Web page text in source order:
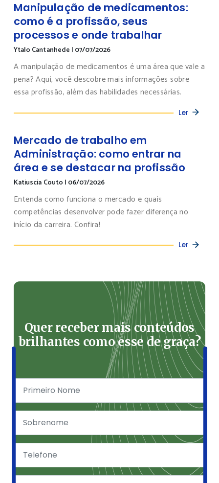
Manipulação de medicamentos:
como é a profissão, seus
processos e onde trabalhar
Ytalo Cantanhede | 07/07/2026
A manipulação de medicamentos é uma área que vale a
pena? Aqui, você descobre mais informações sobre
essa profissão, além das habilidades necessárias.
Ler
Mercado de trabalho em
Administração: como entrar na
área e se destacar na profissão
Katiuscia Couto | 06/07/2026
Entenda como funciona o mercado e quais
competências desenvolver pode fazer diferença no
início da carreira. Confira!
Ler
Quer receber mais conteúdos
brilhantes como esse de graça?